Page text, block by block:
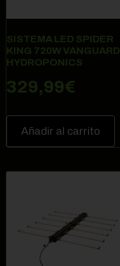
SISTEMA LED SPIDER
KING 720W VANGUARD
HYDROPONICS
329,99€
Añadir al carrito